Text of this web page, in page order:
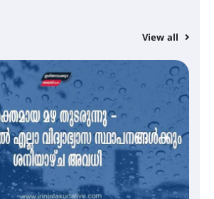
View all
വെള്ളിയാഴ്ച സ്‌ക്രീൻ ചെയ്യുന്നു
സെന്റ് ജോസഫ്സ് കോളജ്
കോമേഴ്‌സ് അസോസിയേഷന്
തുടക്കമായി
കോമേഴ്സ് എക്സ്പോയുമായി
എസ് എൻ ഹയർ സെക്കൻഡറി
വിദ്യാർത്ഥികൾ